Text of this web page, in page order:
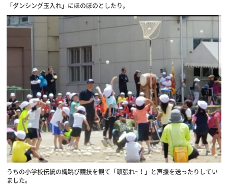
「ダンシング玉入れ」にほのぼのとしたり。
うちの小学校伝統の縄跳び競技を観て「頑張れ~！」と声援を送ったりしてい
ました。